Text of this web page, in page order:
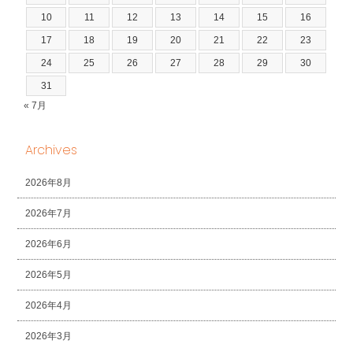
10 11 12 13 14 15 16
17 18 19 20 21 22 23
24 25 26 27 28 29 30
31
« 7月
Archives
2026年8月
2026年7月
2026年6月
2026年5月
2026年4月
2026年3月